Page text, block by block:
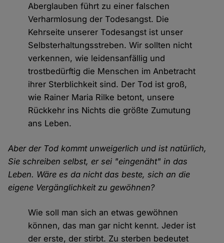
Aberglauben führt zu einer falschen
Verharmlosung der Todesangst. Die
Kehrseite unserer Todesangst ist unser
Selbsterhaltungsstreben. Wir sollten nicht
verkennen, wie leidensanfällig und
trostbedürftig die Menschen im Anbetracht
ihrer Sterblichkeit sind. Der Tod ist groß,
wie Rainer Maria Rilke betont, unsere
Rückkehr ins Nichts die größte Zumutung
ans Leben.
Aber der Tod kommt unweigerlich und ist natürlich,
Sie schreiben selbst, er sei "eingenäht" in das
Leben. Wäre es da nicht das beste, sich an die
eigene Vergänglichkeit zu gewöhnen?
Wie soll man sich an etwas gewöhnen
können, das man gar nicht kennt. Jeder ist
der erste, der stirbt. Zu sterben bedeutet